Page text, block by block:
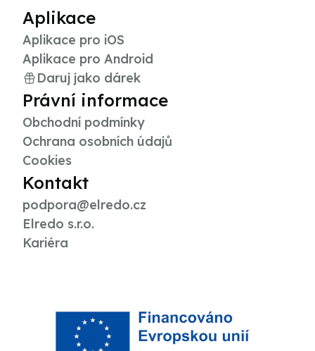
Aplikace
Aplikace pro iOS
Aplikace pro Android
Daruj jako dárek
Právní informace
Obchodní podmínky
Ochrana osobních údajů
Cookies
Kontakt
podpora@elredo.cz
Elredo s.r.o.
Kariéra